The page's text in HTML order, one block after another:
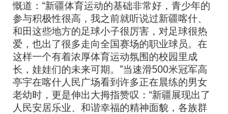
慨道：“新疆体育运动的基础非常好，青少年的
参与积极性很高，我之前就听说过新疆喀什、
和田这些地方的足球小子很厉害，对足球很热
爱，也出了很多走向全国赛场的职业球员。在
这样一个有着浓厚体育运动氛围的校园里成
长，娃娃们的未来可期。”当速滑500米冠军高
亭宇在喀什人民广场看到许多正在晨练的男女
老幼时，更是伸出大拇指赞叹：“新疆展现出了
人民安居乐业、和谐幸福的精神面貌，各族群